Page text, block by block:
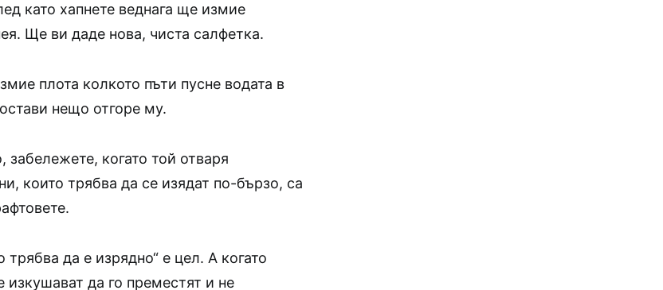
като хапнете веднага ще измие
Ще ви даде нова, чиста салфетка.
плота колкото пъти пусне водата в
нещо отгоре му.
забележете, когато той отваря
които трябва да се изядат по-бързо, са
трябва да е изрядно“ е цел. А когато
да го преместят и не